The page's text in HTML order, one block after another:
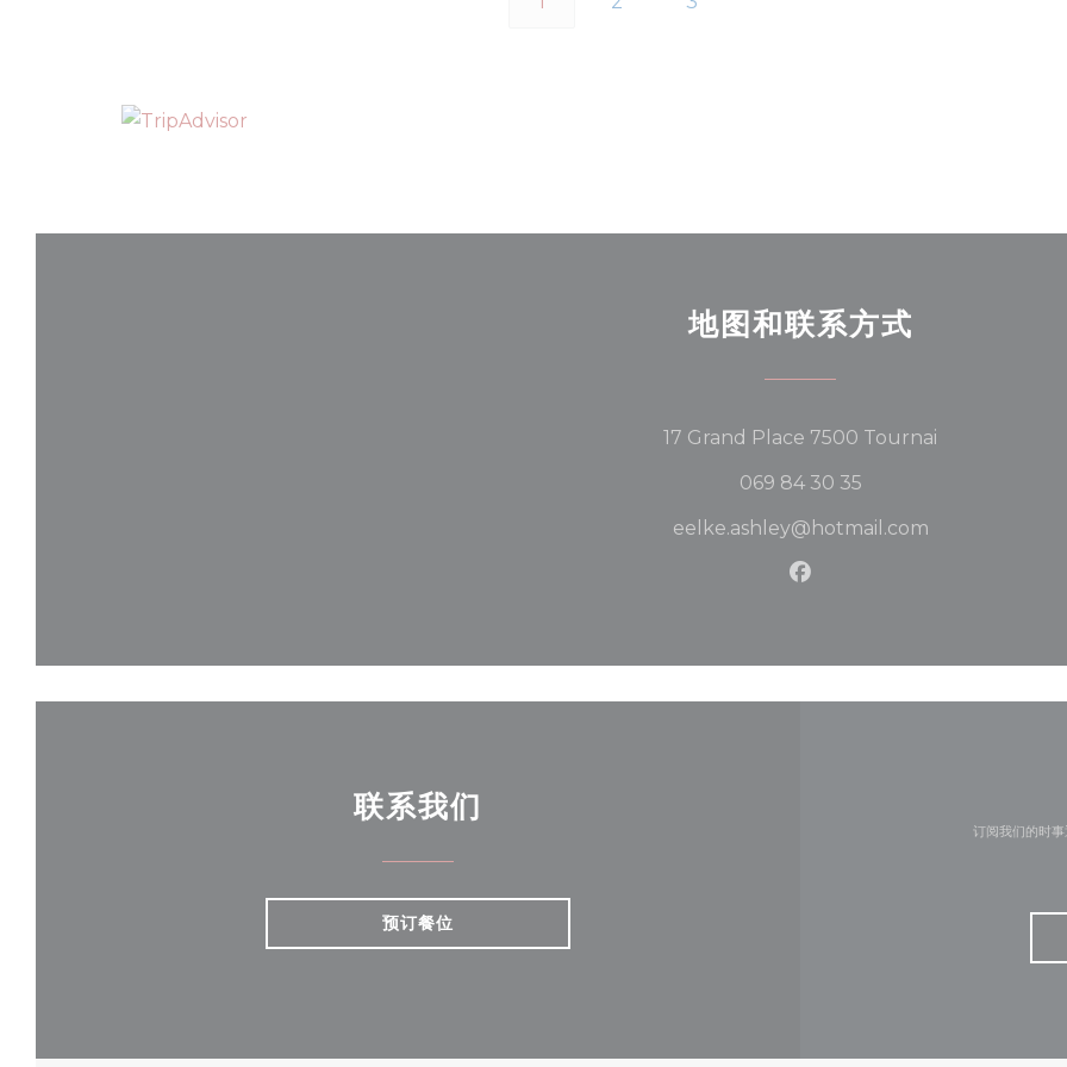
地图和联系方式
17 Grand Place 7500 Tournai
069 84 30 35
eelke.ashley@hotmail.com
Facebook ((在新窗口中打
联系我们
预订餐位
订阅我们的时